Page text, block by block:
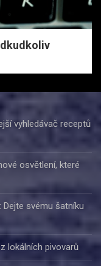
vyhledávač receptů
osvětlení, které
svému šatníku
lokálních pivovarů